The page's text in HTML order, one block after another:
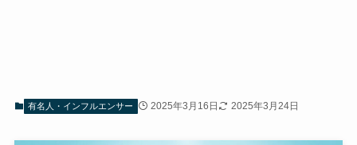
有名人・インフルエンサー 2025年3月16日 2025年3月24日